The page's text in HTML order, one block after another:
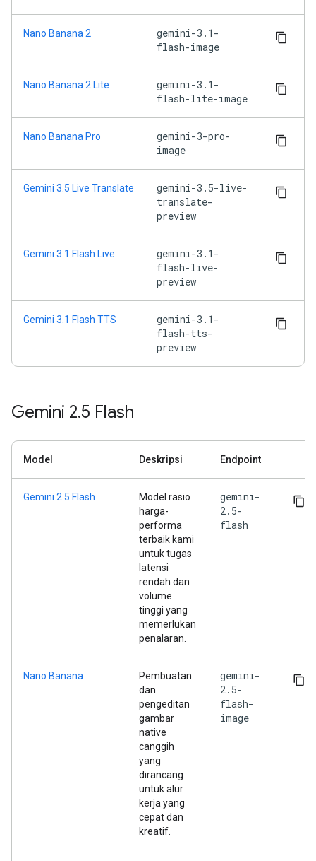
Nano Banana 2
gemini-3.1-
flash-image
Nano Banana 2 Lite
gemini-3.1-
flash-lite-image
Nano Banana Pro
gemini-3-pro-
image
Gemini 3.5 Live Translate
gemini-3.5-live-
translate-
preview
Gemini 3.1 Flash Live
gemini-3.1-
flash-live-
preview
Gemini 3.1 Flash TTS
gemini-3.1-
flash-tts-
preview
Gemini 2.5 Flash
Model Deskripsi Endpoint
Gemini 2.5 Flash
Model rasio
harga-
performa
terbaik kami
untuk tugas
latensi
rendah dan
volume
tinggi yang
memerlukan
penalaran.
gemini-
2.5-
flash
Nano Banana
Pembuatan
dan
pengeditan
gambar
native
canggih
yang
dirancang
untuk alur
kerja yang
cepat dan
kreatif.
gemini-
2.5-
flash-
image